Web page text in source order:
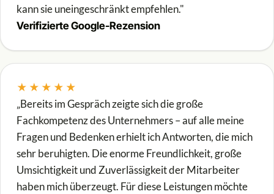
kann sie uneingeschränkt empfehlen."
Verifizierte Google-Rezension
★★★★★
„Bereits im Gespräch zeigte sich die große
Fachkompetenz des Unternehmers – auf alle meine
Fragen und Bedenken erhielt ich Antworten, die mich
sehr beruhigten. Die enorme Freundlichkeit, große
Umsichtigkeit und Zuverlässigkeit der Mitarbeiter
haben mich überzeugt. Für diese Leistungen möchte